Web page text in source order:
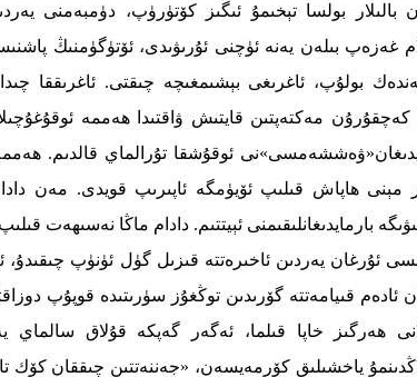
بالىلار بولسا تېخىمۇ ئىگىز كۆتۈرۈپ، دۈمبەمنى
غەزەپ بىلەن يەنە ئۈچنى ئۇرىۋىدى، ئۆتۈگۈمنىڭ
بولۇپ، ئاغرىغى بېشىمغىچە چىقتى. ئاغرىققا
كەچقۇرۇن مەكتەپتىن قايتىش ۋاقتىدا ھەممە
ئوقۇشقا تۇرالماي قالدىم.
مېنى ھاپاش قىلىپ ئۆيۈمگە ئاپىرىپ قويدى. مەن
بارمايدىغانلىقىمنى ئېيتتىم. دادام ماڭا نەسىھەت
ئۇرغان يەردىن ئاخىرەتتە قىزىل گۈل ئۈنۈپ چىقىدۇ،
ئادەم قىيامەتتە گۆرىدىن توڭغۇز سۈرىتىدە قوپۇپ
ھەرگىز خاپا قىلما، ئەگەر گەپكە قۇلاق سالماي
ياخشىلىق كۆرمەيسەن، «جەننەتتىن چىققان كۆك